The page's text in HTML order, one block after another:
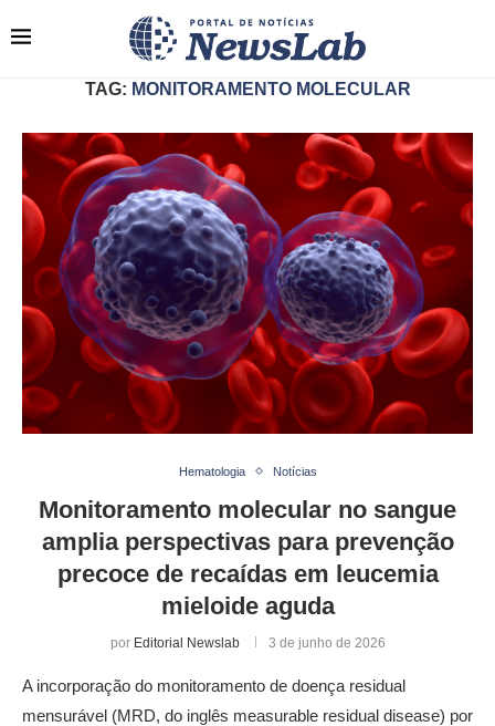
TAG: MONITORAMENTO MOLECULAR
Hematologia Notícias
Monitoramento molecular no sangue
amplia perspectivas para prevenção
precoce de recaídas em leucemia
mieloide aguda
por Editorial Newslab 3 de junho de 2026
A incorporação do monitoramento de doença residual
mensurável (MRD, do inglês measurable residual disease) por